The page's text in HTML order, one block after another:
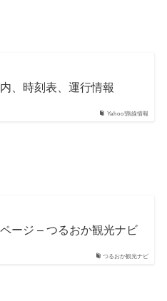
Yahoo!路線情報
、時刻表、運行情報
つるおか観光ナビ
ージ – つるおか観光ナビ